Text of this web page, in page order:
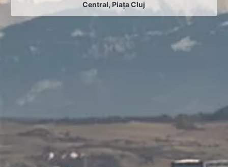
Central,Piața Cluj